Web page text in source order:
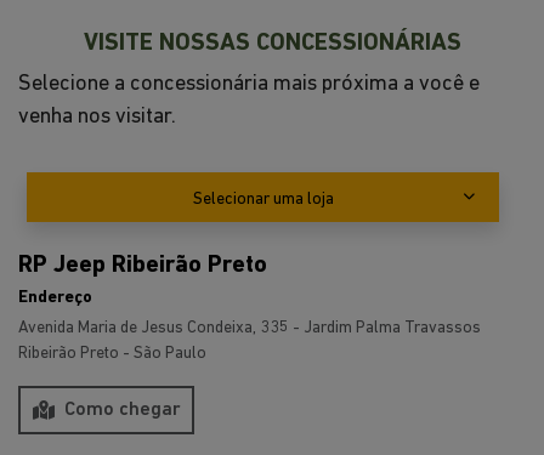
VISITE NOSSAS CONCESSIONÁRIAS
Selecione a concessionária mais próxima a você e
venha nos visitar.
Selecionar uma loja
RP Jeep Ribeirão Preto
Endereço
Avenida Maria de Jesus Condeixa, 335 - Jardim Palma Travassos
Ribeirão Preto - São Paulo
Como chegar